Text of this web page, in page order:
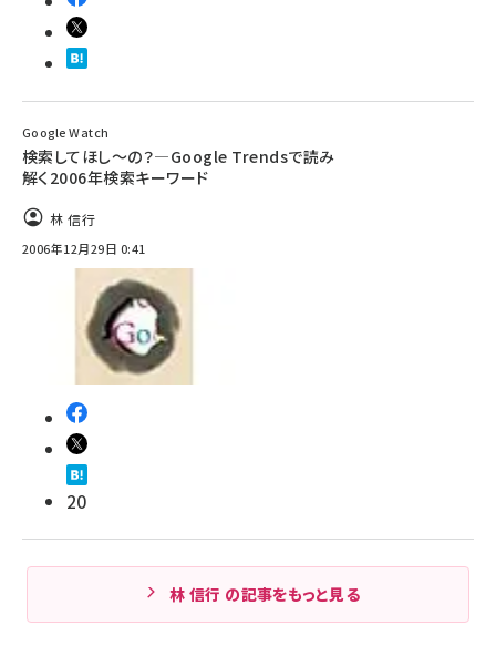
Google Watch
検索してほし～の？―Google Trendsで読み
解く2006年検索キーワード
林 信行
2006年12月29日 0:41
20
林 信行 の記事をもっと見る